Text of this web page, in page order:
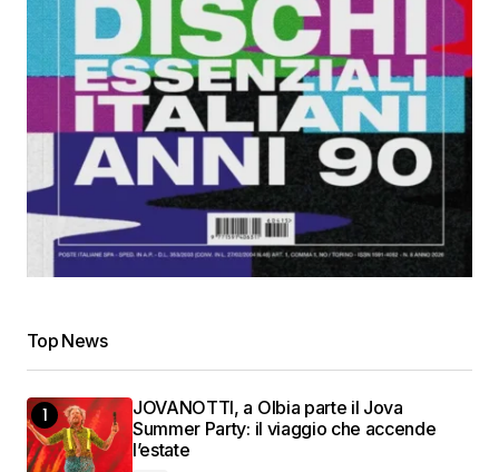
Top News
JOVANOTTI, a Olbia parte il Jova
Summer Party: il viaggio che accende
l’estate